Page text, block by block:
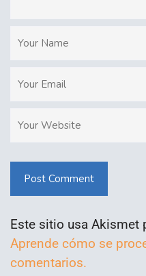
Post Comment
Este sitio usa Akismet
Aprende cómo se
comentarios.